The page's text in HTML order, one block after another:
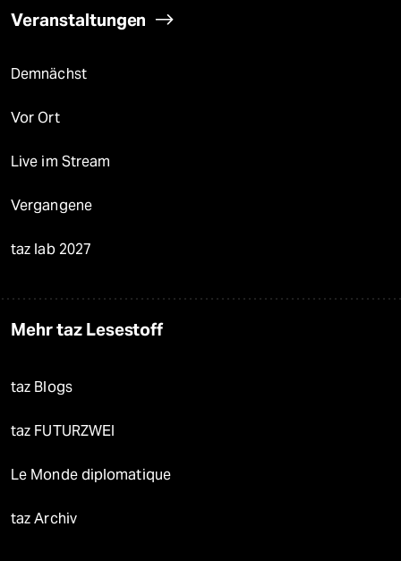
Veranstaltungen
Demnächst
Vor Ort
Live im Stream
Vergangene
taz lab 2027
Mehr taz Lesestoff
taz Blogs
taz FUTURZWEI
Le Monde diplomatique
taz Archiv